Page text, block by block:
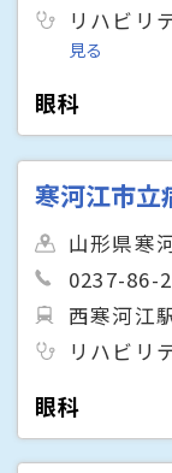
リハビリ
見る
眼科
寒河江市立
山形県寒
0237-86-
西寒河江
リハビリ
眼科